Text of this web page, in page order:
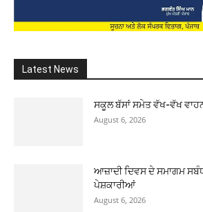
Latest News
ਸਕੂਲ ਬੱਸਾਂ ਸਮੇਤ ਵੱਖ-ਵੱਖ
August 6, 2026
ਆਜ਼ਾਦੀ ਦਿਵਸ ਦੇ ਸਮਾਗਮ
ਪੇਸ਼ਕਾਰੀਆਂ
August 6, 2026